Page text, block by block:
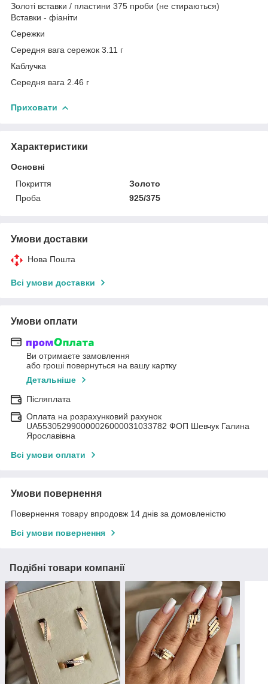
Золоті вставки / пластини 375 проби (не стираються)
Вставки - фіаніти
Сережки
Середня вага сережок 3.11 г
Каблучка
Середня вага 2.46 г
Приховати
Характеристики
Основні
Покриття
Золото
Проба
925/375
Умови доставки
Нова Пошта
Всі умови доставки
Умови оплати
Ви отримаєте замовлення
або гроші повернуться на вашу картку
Детальніше
Післяплата
Оплата на розрахунковий рахунок
UA553052990000026000031033782 ФОП Шевчук Галина
Ярославівна
Всі умови оплати
Умови повернення
Повернення товару впродовж 14 днів за домовленістю
Всі умови повернення
Подібні товари компанії